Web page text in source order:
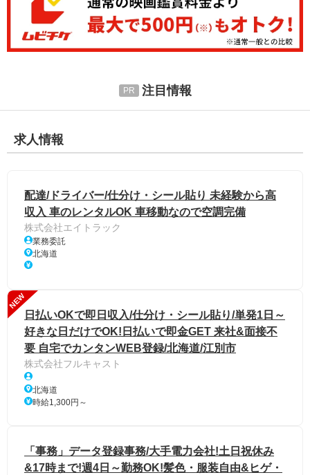
注目情報
求人情報
配達/ドライバー/仕分け・シール貼り 未経験から高
収入 車のレンタルOK 車移動なので空調完備
株式会社エイトラック
業務委託
北海道
NEW
日払いOKで即日収入/仕分け・シール貼り/単発1日～
好きな日だけでOK!日払いで即金GET 来社&面接不
要 自宅でカンタンWEB登録/北海道/江別市
株式会社フルキャスト
北海道
時給1,300円～
「事務」データ登録事務/大手電力会社!土日祝休み
&17時まで!週4日～勤務OK!髪色・服装自由&ヒゲ・